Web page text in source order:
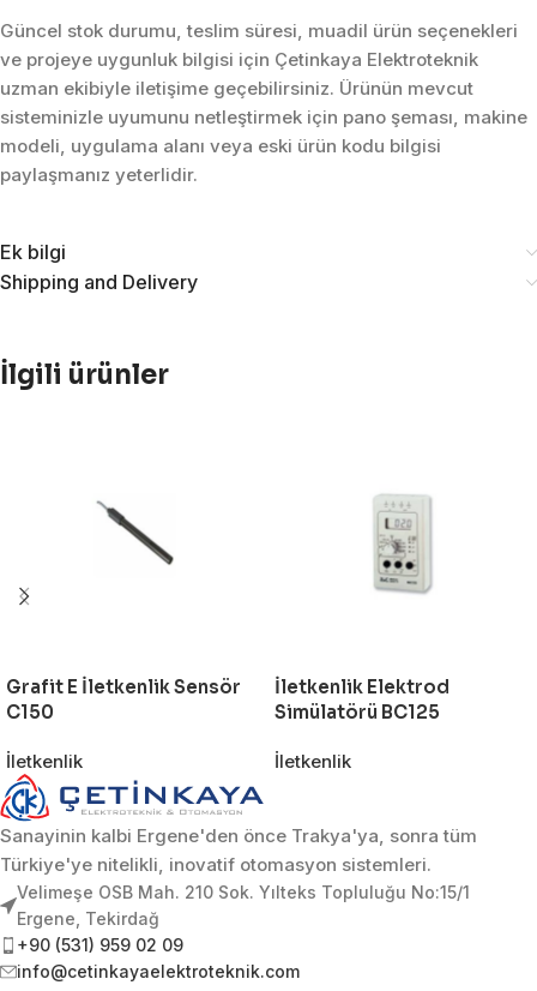
Güncel stok durumu, teslim süresi, muadil ürün seçenekleri
ve projeye uygunluk bilgisi için Çetinkaya Elektroteknik
uzman ekibiyle iletişime geçebilirsiniz. Ürünün mevcut
sisteminizle uyumunu netleştirmek için pano şeması, makine
modeli, uygulama alanı veya eski ürün kodu bilgisi
paylaşmanız yeterlidir.
Ek bilgi
Shipping and Delivery
İlgili ürünler
Grafit E İletkenlik Sensör
C150
İletkenlik
İletkenlik Elektrod
Simülatörü BC125
İletkenlik
Sanayinin kalbi Ergene'den önce Trakya'ya, sonra tüm
Türkiye'ye nitelikli, inovatif otomasyon sistemleri.
Velimeşe OSB Mah. 210 Sok. Yılteks Topluluğu No:15/1
Ergene, Tekirdağ
+90 (531) 959 02 09
info@cetinkayaelektroteknik.com